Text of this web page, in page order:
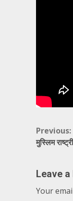
Previous:
मुस्लिम
Leave a
Your